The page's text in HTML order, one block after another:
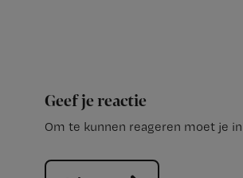
Geef je reactie
Om te kunnen reageren moet je